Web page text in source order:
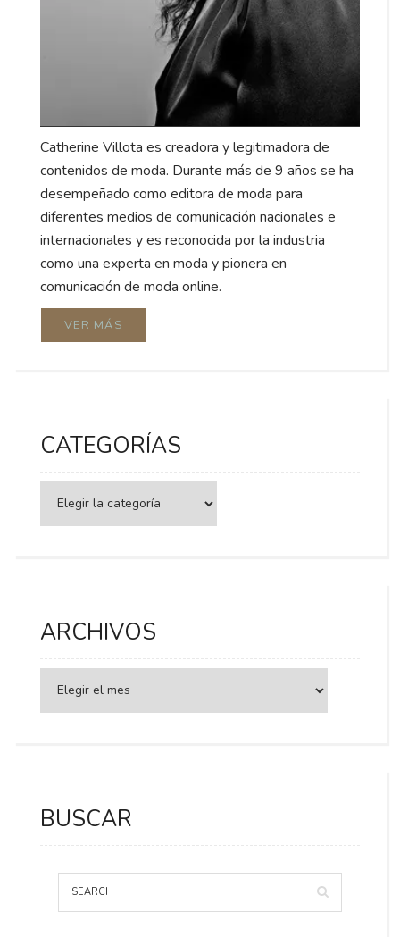
Catherine Villota es creadora y legitimadora de
contenidos de moda. Durante más de 9 años se ha
desempeñado como editora de moda para
diferentes medios de comunicación nacionales e
internacionales y es reconocida por la industria
como una experta en moda y pionera en
comunicación de moda online.
VER MÁS
CATEGORÍAS
ARCHIVOS
BUSCAR